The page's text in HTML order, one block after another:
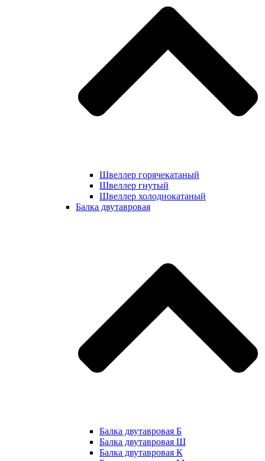
Швеллер горячекатаный
Швеллер гнутый
Швеллер холоднокатаный
Балка двутавровая
Балка двутавровая Б
Балка двутавровая Ш
Балка двутавровая К